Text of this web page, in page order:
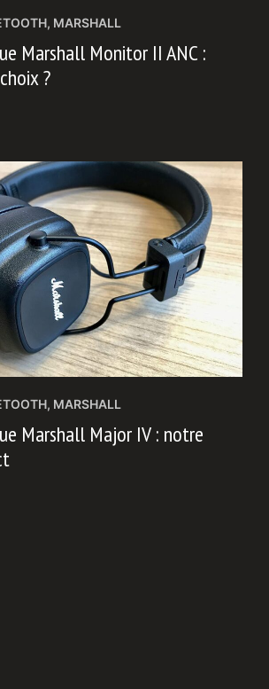
, MARSHALL
Marshall Monitor II ANC :
?
, MARSHALL
Marshall Major IV : notre